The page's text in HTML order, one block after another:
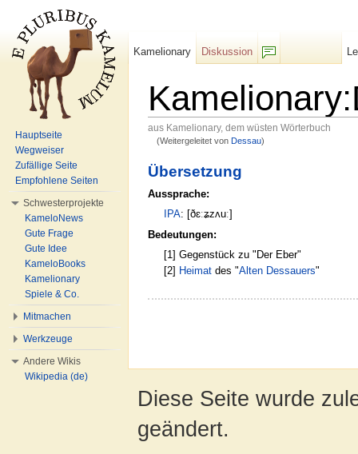
aus Kamelionary, dem wüsten Wörterbuch
(Weitergeleitet von Dessau)
Übersetzung
Aussprache:
IPA: [ðɛːʑzʌuː]
Bedeutungen:
[1] Gegenstück zu "Der Eber"
[2] Heimat des "Alten Dessauers"
Kamelionary
Diskussion
Hauptseite
Wegweiser
Zufällige Seite
Empfohlene Seiten
Schwesterprojekte
KameloNews
Gute Frage
Gute Idee
KameloBooks
Kamelionary
Spiele & Co.
Mitmachen
Werkzeuge
Andere Wikis
Wikipedia (de)
Diese Seite wurde
geändert.